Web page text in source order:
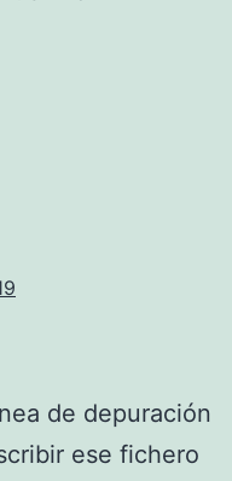
de depuración
ese fichero